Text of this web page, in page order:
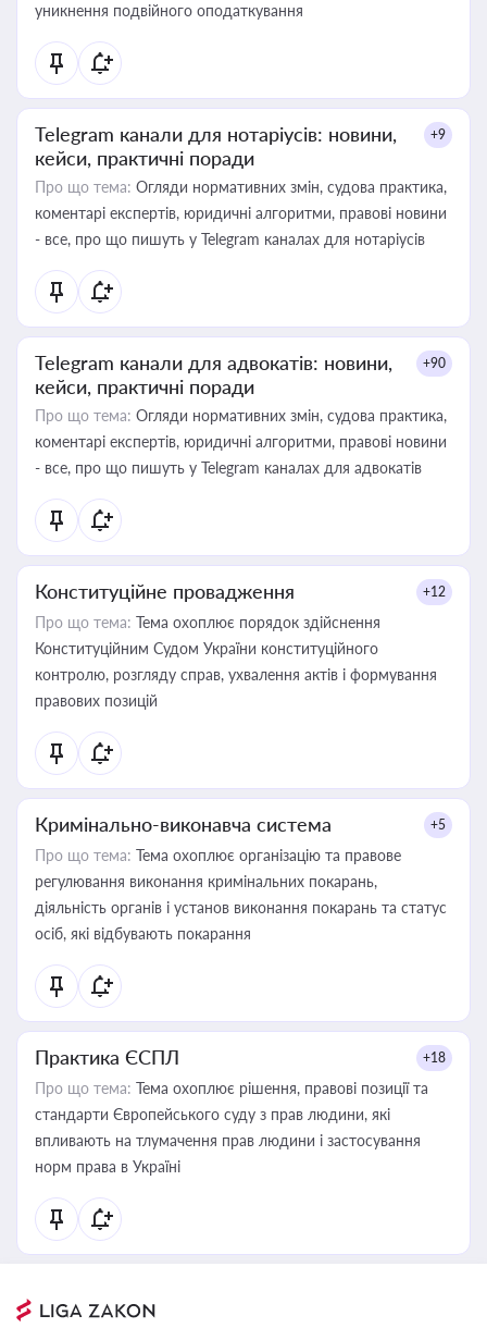
уникнення подвійного оподаткування
Telegram канали для нотаріусів: новини,
кейси, практичні поради
+9
Про що тема: Огляди нормативних змін, судова практика,
коментарі експертів, юридичні алгоритми, правові новини
- все, про що пишуть у Telegram каналах для нотаріусів
Telegram канали для адвокатів: новини,
кейси, практичні поради
+90
Про що тема: Огляди нормативних змін, судова практика,
коментарі експертів, юридичні алгоритми, правові новини
- все, про що пишуть у Telegram каналах для адвокатів
Конституційне провадження +12
Про що тема: Тема охоплює порядок здійснення
Конституційним Судом України конституційного
контролю, розгляду справ, ухвалення актів і формування
правових позицій
Кримінально-виконавча система +5
Про що тема: Тема охоплює організацію та правове
регулювання виконання кримінальних покарань,
діяльність органів і установ виконання покарань та статус
осіб, які відбувають покарання
Практика ЄСПЛ +18
Про що тема: Тема охоплює рішення, правові позиції та
стандарти Європейського суду з прав людини, які
впливають на тлумачення прав людини і застосування
норм права в Україні